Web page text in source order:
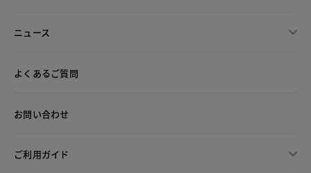
ニュース
よくあるご質問
お問い合わせ
ご利用ガイド